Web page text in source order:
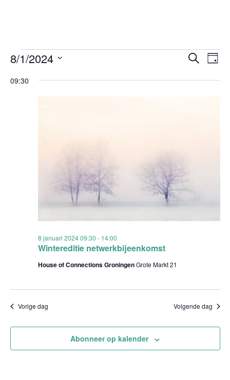
Evenementen
8
januari
Zoeken
en
Zoeken
Dag
8/1/2024
09:30
Wintereditie netwerkbijeenkomst
8 januari 2024 09:30 - 14:00
House of Connections GroningenGrote Markt 21
Vorige dag Volgende dag
Abonneer op kalender